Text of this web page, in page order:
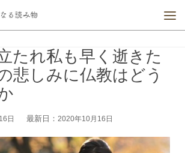
たれ私も早く逝きた
悲しみに仏教はどう
日 最新日： 2020年10月16日